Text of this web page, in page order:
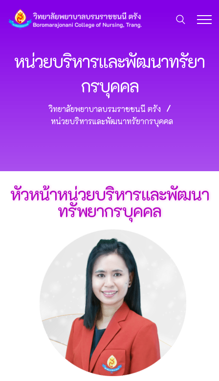
หน่วยบริหารและพัฒนาทรัยา
กรบุคคล
วิทยาลัยพยาบาลบรมราชชนนี ตรัง
หน่วยบริหารและพัฒนาทรัยากรบุคคล
หัวหน้าหน่วยบริหารและพัฒนา
ทรัพยากรบุคคล